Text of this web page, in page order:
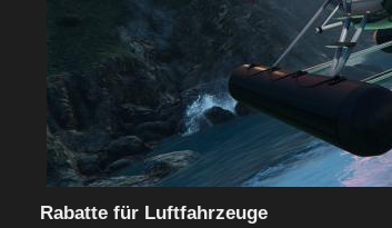
Rabatte für Luftfahrzeuge